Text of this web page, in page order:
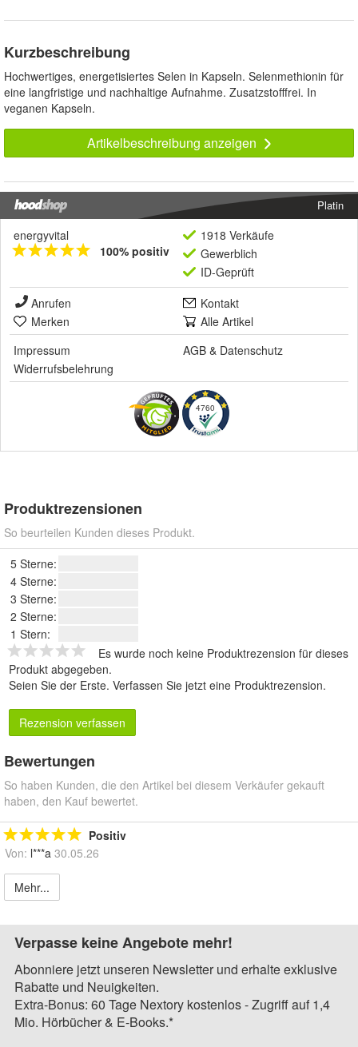
Kurzbeschreibung
Hochwertiges, energetisiertes Selen in Kapseln. Selenmethionin für
eine langfristige und nachhaltige Aufnahme. Zusatzstofffrei. In
veganen Kapseln.
Artikelbeschreibung anzeigen
Platin
energyvital
100% positiv
1918 Verkäufe
Gewerblich
ID-Geprüft
Anrufen
Kontakt
Merken
Alle Artikel
Impressum
AGB & Datenschutz
Widerrufsbelehrung
4760
Produktrezensionen
So beurteilen Kunden dieses Produkt.
5 Sterne:
4 Sterne:
3 Sterne:
2 Sterne:
1 Stern:
Es wurde noch keine Produktrezension für dieses
Produkt abgegeben.
Seien Sie der Erste. Verfassen Sie jetzt eine Produktrezension.
Rezension verfassen
Bewertungen
So haben Kunden, die den Artikel bei diesem Verkäufer gekauft
haben, den Kauf bewertet.
Positiv
Von: l***a 30.05.26
Mehr...
Verpasse keine Angebote mehr!
Abonniere jetzt unseren Newsletter und erhalte exklusive
Rabatte und Neuigkeiten.
Extra-Bonus: 60 Tage Nextory kostenlos - Zugriff auf 1,4
Mio. Hörbücher & E-Books.*